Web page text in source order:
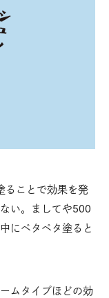
ることで効果を発
い。ましてや500
にペタペタ塗ると
ムタイプほどの効